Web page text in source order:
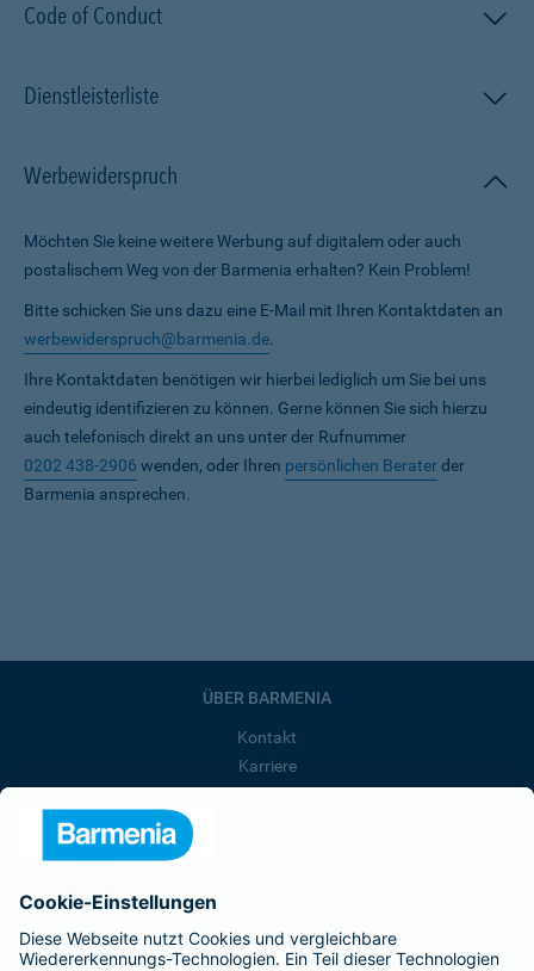
Code of Conduct
Dienstleisterliste
Werbewiderspruch
Möchten Sie keine weitere Werbung auf digitalem oder auch
postalischem Weg von der Barmenia erhalten? Kein Problem!
Bitte schicken Sie uns dazu eine E-Mail mit Ihren Kontaktdaten an
werbewiderspruch@barmenia.de.
Ihre Kontaktdaten benötigen wir hierbei lediglich um Sie bei uns
eindeutig identifizieren zu können. Gerne können Sie sich hierzu
auch telefonisch direkt an uns unter der Rufnummer
0202 438-2906 wenden, oder Ihren persönlichen Beraterder
Barmenia ansprechen.
ÜBER BARMENIA
Kontakt
Karriere
Barmenia ist Teil der BarmeniaGothaer
BELIEBTE SEITEN